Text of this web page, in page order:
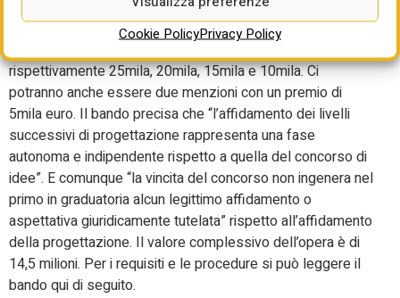
Cookie PolicyPrivacy Policy
dell’ex compendio carcerario di Piazza Manno a Oristano
nel nuovo Palazzo della Prefettura. Il vincitore incasserà
rispettivamente 25mila, 20mila, 15mila e 10mila. Ci
potranno anche essere due menzioni con un premio di
5mila euro. Il bando precisa che “l’affidamento dei livelli
successivi di progettazione rappresenta una fase
autonoma e indipendente rispetto a quella del concorso di
idee”. E comunque “la vincita del concorso non ingenera nel
primo in graduatoria alcun legittimo affidamento o
aspettativa giuridicamente tutelata” rispetto all’affidamento
della progettazione. Il valore complessivo dell’opera è di
14,5 milioni. Per i requisiti e le procedure si può leggere il
bando qui di seguito.